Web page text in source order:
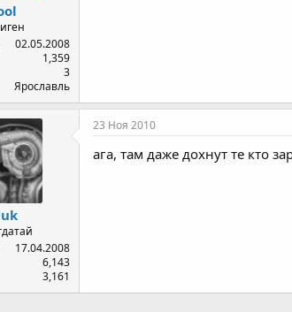
02.05.2008
1,359
3
Ярославль
17.04.2008
6,143
3,161
23 Ноя 2010
ага, там даже дохнут те кто